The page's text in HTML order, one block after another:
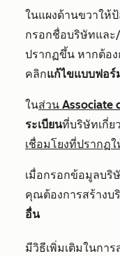
ในแผงด้านขวาให้
กรอกชื่อบริษัทและ
ปรากฏขึ้น หากต้อง
คลิกแก้ไขแบบฟอร์
ในส่วน Associate
ระเบียนที่บริษัทเกี่ย
เชื่อมโยงที่ปรากฏใ
เมื่อกรอกข้อมูลบริ
คุณต้องการสร้างบ
อื่น
มีวิธีเพิ่มเติมในกา